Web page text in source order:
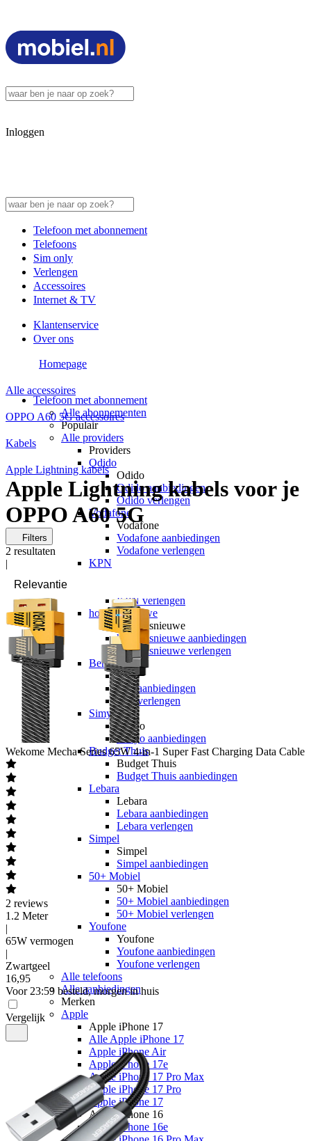
Inloggen
Telefoon met abonnement
Telefoons
Sim only
Verlengen
Accessoires
Internet & TV
Klantenservice
Over ons
Telefoon met abonnement
Alle abonnementen
Populair
Alle providers
Providers
Odido
Odido
Odido aanbiedingen
Odido verlengen
Vodafone
Vodafone
Vodafone aanbiedingen
Vodafone verlengen
KPN
KPN verlengen
hollandsnieuwe
hollandsnieuwe
hollandsnieuwe aanbiedingen
hollandsnieuwe verlengen
Ben
Ben
Ben aanbiedingen
Ben verlengen
Simyo
Simyo
Simyo aanbiedingen
Budget Thuis
Budget Thuis
Budget Thuis aanbiedingen
Lebara
Lebara
Lebara aanbiedingen
Lebara verlengen
Simpel
Simpel
Simpel aanbiedingen
50+ Mobiel
50+ Mobiel
50+ Mobiel aanbiedingen
50+ Mobiel verlengen
Youfone
Youfone
Youfone aanbiedingen
Youfone verlengen
Alle telefoons
Alle aanbiedingen
Merken
Apple
Apple iPhone 17
Alle Apple iPhone 17
Apple iPhone Air
Apple iPhone 17e
Apple iPhone 17 Pro Max
Apple iPhone 17 Pro
Apple iPhone 17
Apple iPhone 16
Apple iPhone 16e
Homepage
Alle accessoires
OPPO A60 5G accessoires
Kabels
Apple Lightning kabels
Apple Lightning kabels voor je
OPPO A60 5G
Filters
2 resultaten
|
Wekome Mecha Series 65W 4-in-1 Super Fast Charging Data Cable
2 reviews
1.2 Meter
|
65W vermogen
|
Zwartgeel
16,95
Voor 23:59 besteld, morgen in huis
Vergelijk